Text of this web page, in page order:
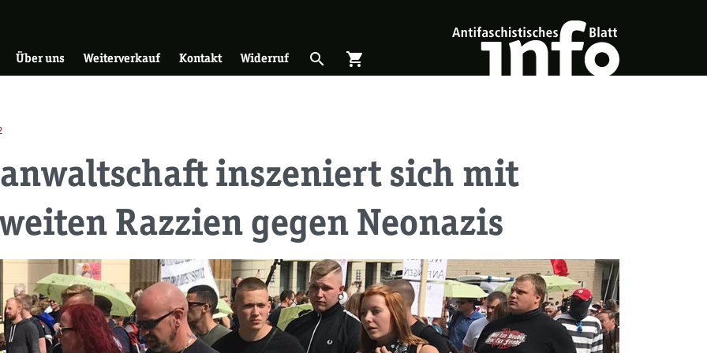
Über uns Weiterverkauf Kontakt Widerruf Suche öffnen
search Warenkorb öffnen
shopping_cart
inszeniert sich mit
Razzien gegen Neonazis